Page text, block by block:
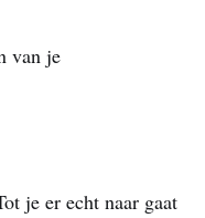
van je
je er echt naar gaat